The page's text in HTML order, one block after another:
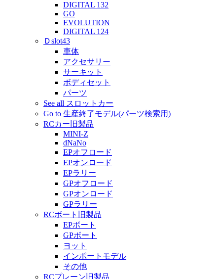
DIGITAL 132
GO
EVOLUTION
DIGITAL 124
Ｄslot43
車体
アクセサリー
サーキット
ボディセット
パーツ
See all スロットカー
Go to 生産終了モデル(パーツ検索用)
RCカー旧製品
MINI-Z
dNaNo
EPオフロード
EPオンロード
EPラリー
GPオフロード
GPオンロード
GPラリー
RCボート旧製品
EPボート
GPボート
ヨット
インポートモデル
その他
RCプレーン旧製品